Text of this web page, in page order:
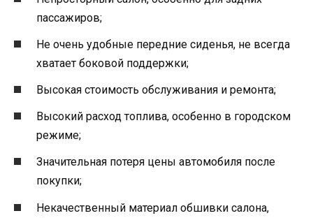
пассажиров;
Не очень удобные передние сиденья, не всегда
хватает боковой поддержки;
Высокая стоимость обслуживания и ремонта;
Высокий расход топлива, особенно в городском
режиме;
Значительная потеря цены автомобиля после
покупки;
Некачественный материал обшивки салона,